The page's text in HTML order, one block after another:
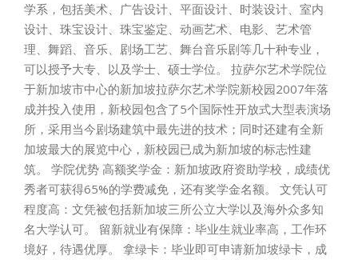
学系，包括美术、广告设计、平面设计、时装设计、室内
设计、珠宝设计、珠宝鉴定、动画艺术、电影、艺术管
理、舞蹈、音乐、剧场工艺、舞台音乐剧等几十种专业，
可以授予大专、以及学士、硕士学位。 拉萨尔艺术学院位
于新加坡市中心的新加坡拉萨尔艺术学院新校园2007年落
成并投入使用，新校园包含了5个国际性开放式大型表演场
所，采用当今剧场建筑中最先进的技术；同时还建有全新
加坡最大的展览中心，新校园已成为新加坡的标志性建
筑。 学院优势 高额奖学金：新加坡政府资助学校，成绩优
秀者可获得65%的学费减免，还有奖学金名额。 文凭认可
程度高：文凭被包括新加坡三所公立大学以及海外众多知
名大学认可。 留新就业有保障：毕业生就业率高，工作环
境好，待遇优厚。 拿绿卡：毕业即可申请新加坡绿卡，成